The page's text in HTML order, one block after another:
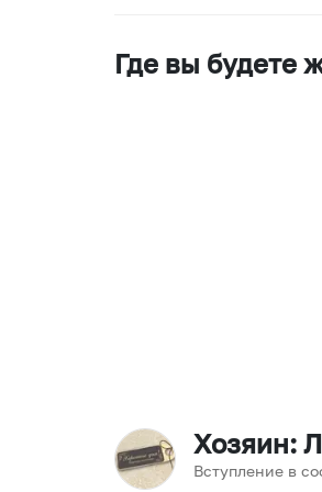
Где вы будете
Хозяин:
Вступление в